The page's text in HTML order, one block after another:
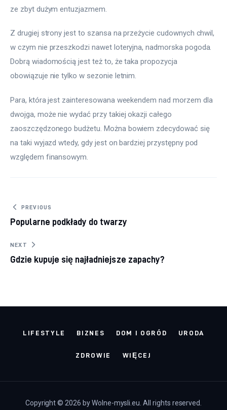
ze zbyt dużym entuzjazmem.
Z drugiej strony jest to szansa na przeżycie cudownych chwil,
w czym nie przeszkodzi nawet loteryjna, nadmorska pogoda.
Dobrą wiadomością jest też to, że taka propozycja
obowiązuje nie tylko w sezonie letnim.
Para, która jest zainteresowana weekendem nad morzem dla
dwojga, może nie wydać przy takiej okazji całego
zaoszczędzonego budżetu. Można bowiem zdecydować się
na taki wyjazd wtedy, gdy jest on bardziej przystępny pod
względem finansowym.
Nawigacja wpisu
PREVIOUS
Popularne podkłady do twarzy
NEXT
Gdzie kupuje się najładniejsze zapachy?
LIFESTYLE BIZNES DOM I OGRÓD URODA
ZDROWIE WIĘCEJ
Copyright © 2026 by Wolne-mysli.eu. All rights reserved.